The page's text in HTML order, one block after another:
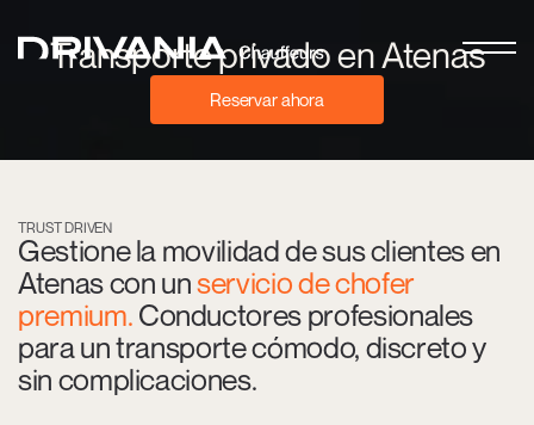
Transporte privado en Atenas
Reservar ahora
TRUST DRIVEN
Gestione la movilidad de sus clientes en
Atenas con unservicio de chofer
premium. Conductores profesionales
para un transporte cómodo, discreto y
sin complicaciones.